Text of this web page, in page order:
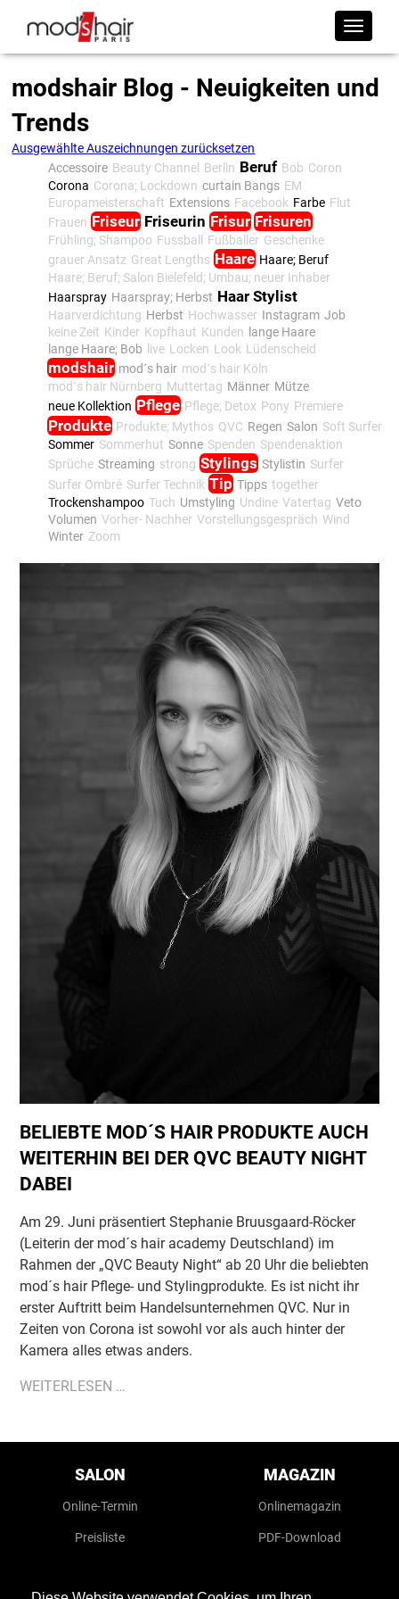
modshair Blog - Neuigkeiten und
Trends
Ausgewählte Auszeichnungen zurücksetzen
Accessoire Beauty Channel Berlin Beruf Bob Coron
Corona Corona; Lockdown curtain Bangs EM
Europameisterschaft Extensions Facebook Farbe Flut
Frauen Friseur Friseurin Frisur Frisuren
Frühling; Shampoo Fussball Fußballer Geschenke
grauer Ansatz Great Lengths Haare Haare; Beruf
Haare; Beruf; Salon Bielefeld; Umbau; neuer Inhaber
Haarspray Haarspray; Herbst Haar Stylist
Haarverdichtung Herbst Hochwasser Instagram Job
keine Zeit Kinder Kopfhaut Kunden
lange Haare
lange Haare; Bob
live Locken Look Lüdenscheid
modshair mod´s hair mod´s hair Köln
mod´s hair Nürnberg Muttertag Männer Mütze
neue Kollektion Pflege Pflege; Detox Pony Premiere
Produkte Produkte; Mythos QVC Regen Salon Soft Surfer
Sommer Sommerhut Sonne Spenden Spendenaktion
Sprüche Streaming strong Stylings Stylistin Surfer
Surfer Ombré Surfer Technik Tip Tipps together
Trockenshampoo Tuch Umstyling Undine Vatertag Veto
Volumen Vorher- Nachher Vorstellungsgespräch Wind
Winter Zoom
BELIEBTE MOD´S HAIR PRODUKTE AUCH
WEITERHIN BEI DER QVC BEAUTY NIGHT
DABEI
Am 29. Juni präsentiert Stephanie Bruusgaard-Röcker
(Leiterin der mod´s hair academy Deutschland) im
Rahmen der „QVC Beauty Night“ ab 20 Uhr die beliebten
mod´s hair Pflege- und Stylingprodukte. Es ist nicht ihr
erster Auftritt beim Handelsunternehmen QVC. Nur in
Zeiten von Corona ist sowohl vor als auch hinter der
Kamera alles etwas anders.
WEITERLESEN …
PRODUKTE
WEITERHIN
BEI
überspringen
SALON
Online-Termin
Preisliste
MAGAZIN
Onlinemagazin
PDF-Download